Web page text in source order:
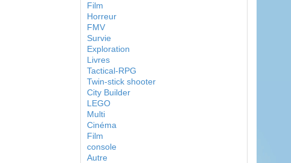
Film
Horreur
FMV
Survie
Exploration
Livres
Tactical-RPG
Twin-stick shooter
City Builder
LEGO
Multi
Cinéma
Film
console
Autre